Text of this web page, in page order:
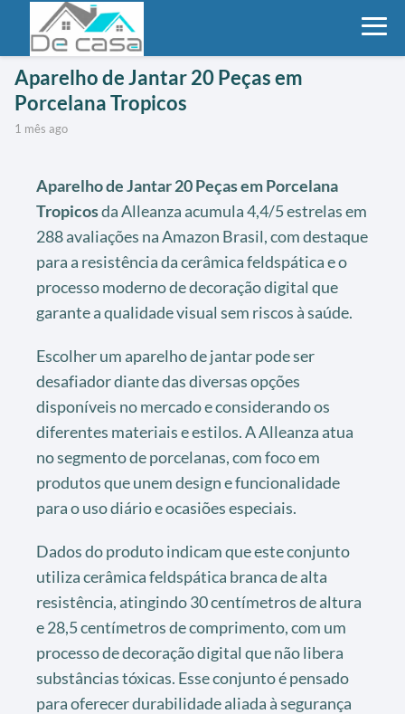
Aparelho de Jantar 20 Peças em
Porcelana Tropicos
1 mês ago
Aparelho de Jantar 20 Peças em Porcelana
Tropicosda Alleanza acumula 4,4/5 estrelas em
288 avaliações na Amazon Brasil, com destaque
para a resistência da cerâmica feldspática e o
processo moderno de decoração digital que
garante a qualidade visual sem riscos à saúde.
Escolher um aparelho de jantar pode ser
desafiador diante das diversas opções
disponíveis no mercado e considerando os
diferentes materiais e estilos. A Alleanza atua
no segmento de porcelanas, com foco em
produtos que unem design e funcionalidade
para o uso diário e ocasiões especiais.
Dados do produto indicam que este conjunto
utiliza cerâmica feldspática branca de alta
resistência, atingindo 30 centímetros de altura
e 28,5 centímetros de comprimento, com um
processo de decoração digital que não libera
substâncias tóxicas. Esse conjunto é pensado
para oferecer durabilidade aliada à segurança